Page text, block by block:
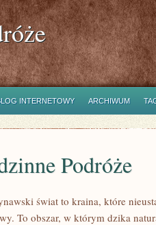
INTERNETOWY ARCHIWUM
Podróże
świat to kraina, które
To obszar, w którym dzika